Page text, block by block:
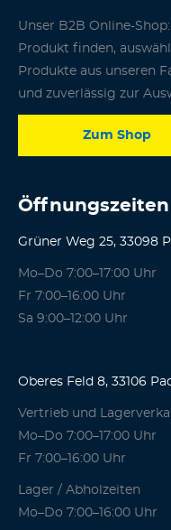
Unser B2B Online-
Produkt finden,
Produkte aus unseren
und zuverlässig zur
Zum Shop
Öffnungszeiten
Grüner Weg 25, 33098
Mo–Do 7:00–17:00 Uhr
Fr 7:00–16:00 Uhr
Sa 9:00–12:00 Uhr
Oberes Feld 8, 33106
Vertrieb und
Mo–Do 7:00–17:00 Uhr
Fr 7:00–16:00 Uhr
Lager / Abholzeiten
Mo–Do 7:00–16:00 Uhr